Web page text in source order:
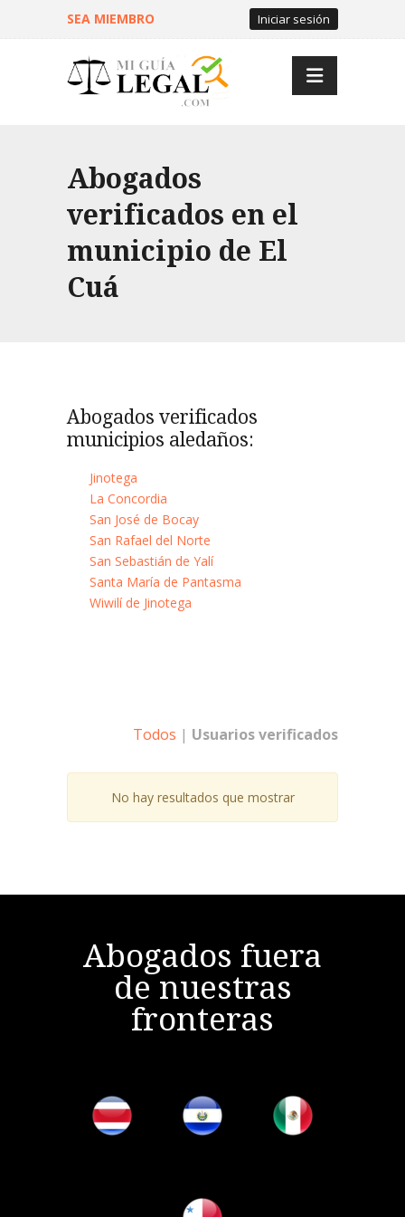
SEA MIEMBRO Iniciar sesión
Abogados
verificados en el
municipio de El
Cuá
Abogados verificados
municipios aledaños:
Jinotega
La Concordia
San José de Bocay
San Rafael del Norte
San Sebastián de Yalí
Santa María de Pantasma
Wiwilí de Jinotega
Todos | Usuarios verificados
No hay resultados que mostrar
Abogados fuera
de nuestras
fronteras